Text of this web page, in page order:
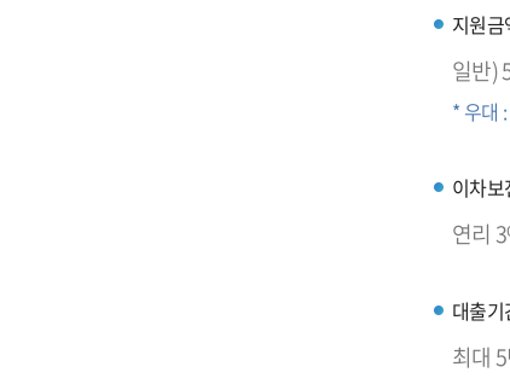
지원금
일반)
* 우대
이차보
연리
대출기
최대